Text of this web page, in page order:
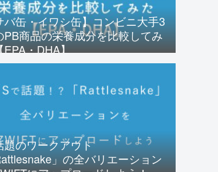
バ缶・イワシ缶】コンビニ大手3
PB商品の栄養成分を比較してみ
EPA・DHA】
題のワークアウト
」の全バリエーション